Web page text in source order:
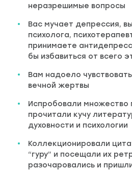
неразрешимые вопросы
Вас мучает депрессия,
психолога,
принимаете
бы избавиться от всего
Вам надоело
вечной жертвы
Испробовали множество
прочитали кучу
духовности и психологии
Коллекционировали
“гуру” и посещали их
разочаровались и